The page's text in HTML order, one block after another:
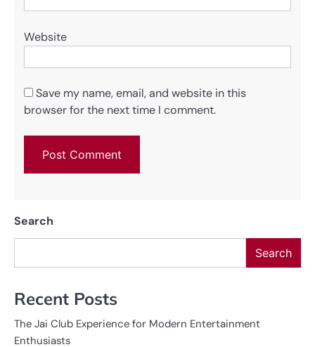
Website
Save my name, email, and website in this
browser for the next time I comment.
Search
Search
Recent Posts
The Jai Club Experience for Modern Entertainment
Enthusiasts